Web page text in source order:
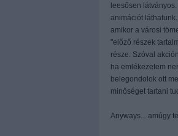
leesősen
animációt
amikor a városi
"előző részek
része. Szóval
ha emlékezetem
belegondolok ott
minőséget tartani
Anyways... amúgy